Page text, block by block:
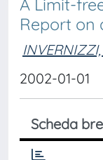
A Limit-
Report on
2002-01-01
Scheda